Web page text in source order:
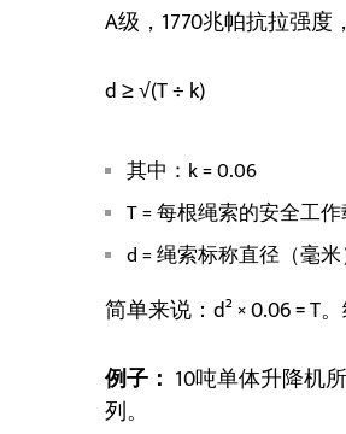
A级，1770兆帕抗拉强
d ≥ √(T ÷ k)
其中：k = 0.06
T = 每根绳索的安全工作
d = 绳索标称直径（毫米
简单来说：d² × 0.06 = T
例子： 10吨单体升降机
列。